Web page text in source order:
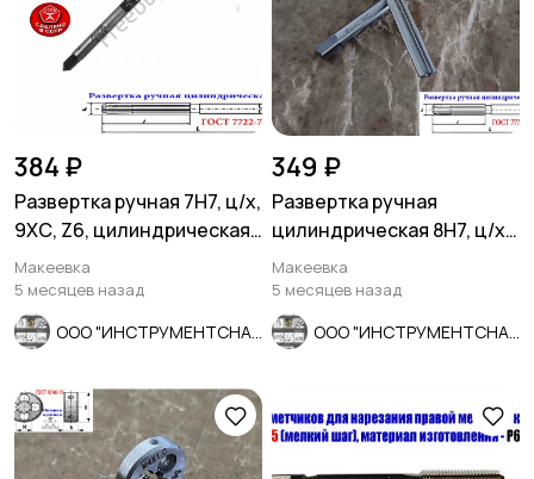
384 ₽
Развертка ручная 7Н7, ц/х,
9ХС, Z6, цилиндрическая,
107/54 мм, СССР.
Макеевка
5 месяцев назад
349 ₽
Развертка ручная
цилиндрическая 8Н7, ц/х,
9ХС, Z6, прямозубая,
115/58.
Макеевка
5 месяцев назад